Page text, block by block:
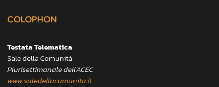
COLOPHON
Testata Telematica
Sale della Comunità
Plurisettimanale dell’ACEC
www.saledellacomunita.it